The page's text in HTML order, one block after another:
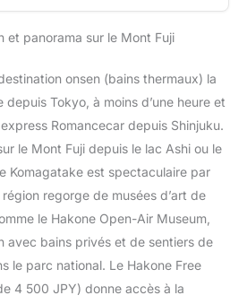
et panorama sur le Mont Fuji
onsen (bains thermaux) la
depuis Tokyo, à moins d’une heure et
Romancecar depuis Shinjuku.
le Mont Fuji depuis le lac Ashi ou le
Komagatake est spectaculaire par
regorge de musées d’art de
le Hakone Open-Air Museum,
avec bains privés et de sentiers de
le parc national. Le Hakone Free
4 500 JPY) donne accès à la